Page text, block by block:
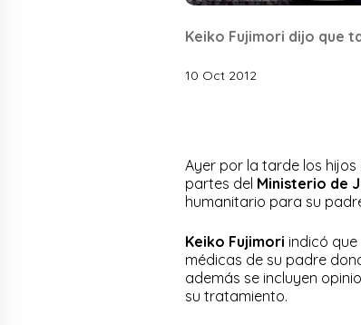
Keiko Fujimori dijo que
10 Oct 2012
Ayer por la tarde los
partes del Ministerio de
humanitario para su
Keiko Fujimori indicó
médicas de su padre
además se incluyen
su tratamiento.